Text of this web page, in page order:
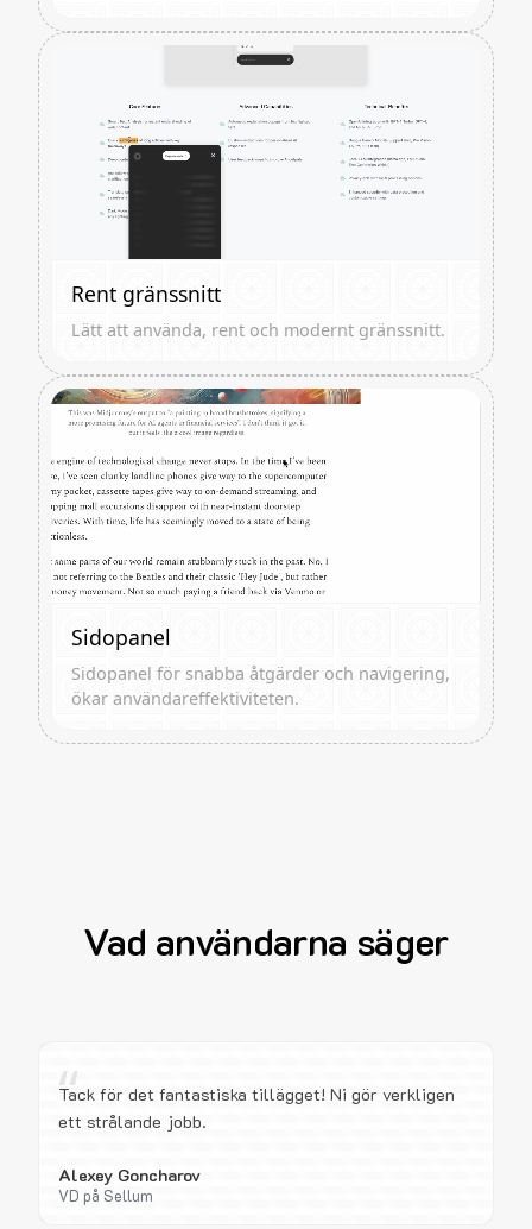
Rent gränssnitt
Lätt att använda, rent och modernt gränssnitt.
Sidopanel
Sidopanel för snabba åtgärder och navigering,
ökar användareffektiviteten.
Vad användarna säger
“
Tack för det fantastiska tillägget! Ni gör verkligen
ett strålande jobb.
Alexey Goncharov
VD på Sellum